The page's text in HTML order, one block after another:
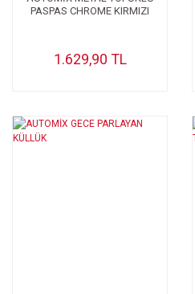
PASPAS CHROME KIRMIZI
1.629,90 TL